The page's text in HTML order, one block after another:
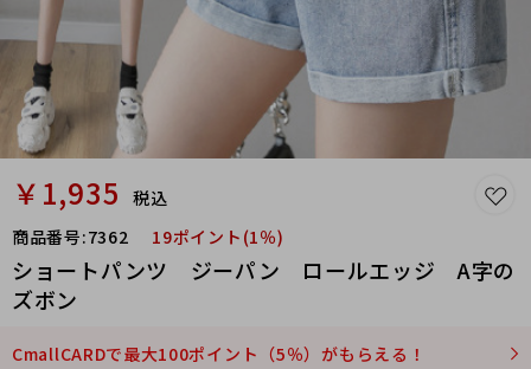
￥1,935
税込
商品番号:7362 19ポイント(1％)
ショートパンツ ジーパン ロールエッジ A字の
ズボン
CmallCARDで最大100ポイント（5％）がもらえる！